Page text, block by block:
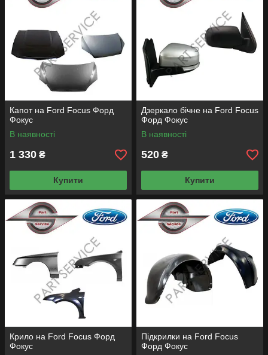
Капот на Ford Focus Форд
Фокус
В наявності
1 330 ₴
Купити
Дзеркало бічне на Ford Focus
Форд Фокус
В наявності
520 ₴
Купити
Крило на Ford Focus Форд
Фокус
Підкрилки на Ford Focus
Форд Фокус